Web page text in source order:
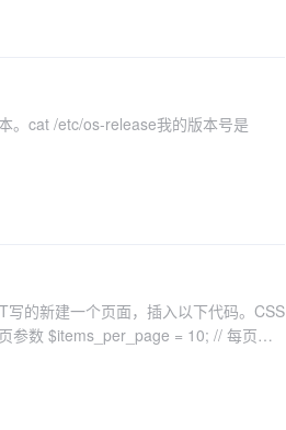
7?kw=GD32VW5GD32 All-In-
三、准备TTL-usb的下载器连接上电
驱动。找买TTL-usb的下载器的店家要
，先点左侧的connetct，连
了。取下下载器，接上电源，成功点
。cat /etc/os-release我的版本号是
的新建一个页面，插入以下代码。CSS
if ($rss_content ===